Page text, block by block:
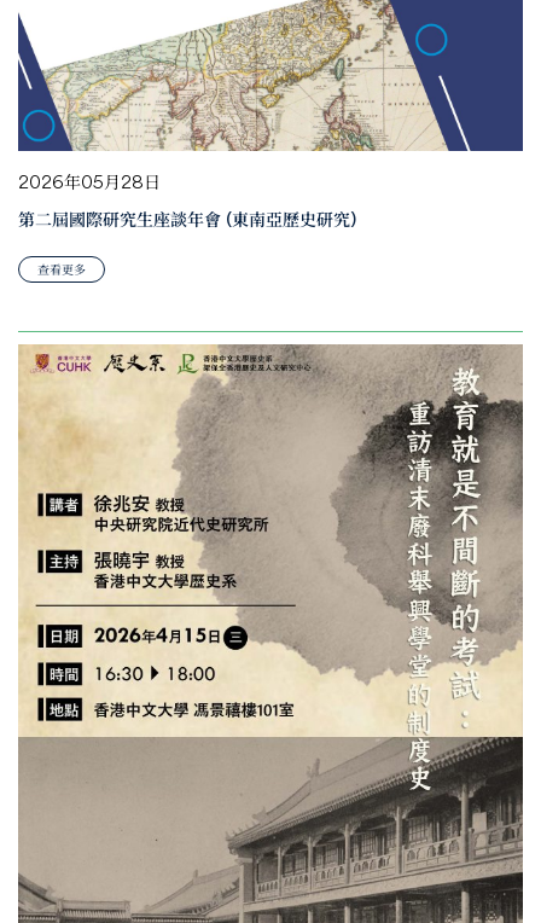
2026年05月28日
第二屆國際研究生座談年會 (東南亞歷史研究)
查看更多